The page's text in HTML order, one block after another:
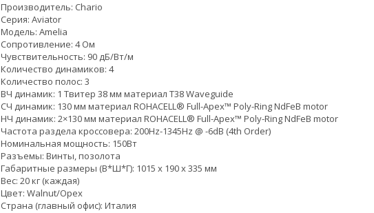
Производитель: Chario
Серия: Aviator
Модель: Amelia
Сопротивление: 4 Ом
Чувствительность: 90 дБ/Вт/м
Количество динамиков: 4
Количество полос: 3
ВЧ динамик: 1 Твитер 38 мм материал T38 Waveguide
СЧ динамик: 130 мм материал ROHACELL® Full-Apex™ Poly-Ring NdFeB motor
НЧ динамик: 2×130 мм материал ROHACELL® Full-Apex™ Poly-Ring NdFeB motor
Частота раздела кроссовера: 200Hz-1345Hz @ -6dB (4th Order)
Номинальная мощность: 150Вт
Разъемы: Винты, позолота
Габаритные размеры (В*Ш*Г): 1015 x 190 x 335 мм
Вес: 20 кг (каждая)
Цвет: Walnut/Орех
Страна (главный офис): Италия